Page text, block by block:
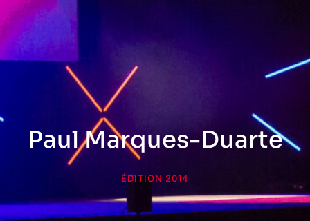
Paul Marques-Duarte
ÉDITION 2014